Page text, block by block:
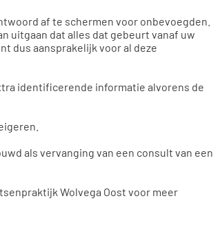
af te schermen voor onbevoegden.
uitgaan dat alles dat gebeurt vanaf uw
dus aansprakelijk voor al deze
identificerende informatie alvorens de
als vervanging van een consult van een
Wolvega Oost voor meer